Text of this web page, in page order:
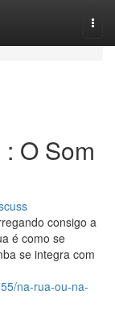
O Som
consigo a
é como se
se integra com
na-rua-ou-na-